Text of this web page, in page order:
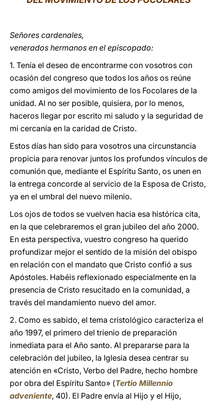
Señores cardenales,
venerados hermanos en el episcopado:
1. Tenía el deseo de encontrarme con vosotros con
ocasión del congreso que todos los años os reúne
como amigos del movimiento de los Focolares de la
unidad. Al no ser posible, quisiera, por lo menos,
haceros llegar por escrito mi saludo y la seguridad de
mi cercanía en la caridad de Cristo.
Estos días han sido para vosotros una circunstancia
propicia para renovar juntos los profundos vínculos de
comunión que, mediante el Espíritu Santo, os unen en
la entrega concorde al servicio de la Esposa de Cristo,
ya en el umbral del nuevo milenio.
Los ojos de todos se vuelven hacia esa histórica cita,
en la que celebraremos el gran jubileo del año 2000.
En esta perspectiva, vuestro congreso ha querido
profundizar mejor el sentido de la misión del obispo
en relación con el mandato que Cristo confió a sus
Apóstoles. Habéis reflexionado especialmente en la
presencia de Cristo resucitado en la comunidad, a
través del mandamiento nuevo del amor.
2. Como es sabido, el tema cristológico caracteriza el
año 1997, el primero del trienio de preparación
inmediata para el Año santo. Al prepararse para la
celebración del jubileo, la Iglesia desea centrar su
atención en «Cristo, Verbo del Padre, hecho hombre
por obra del Espíritu Santo» (Tertio Millennio
adveniente, 40). El Padre envía al Hijo y el Hijo,